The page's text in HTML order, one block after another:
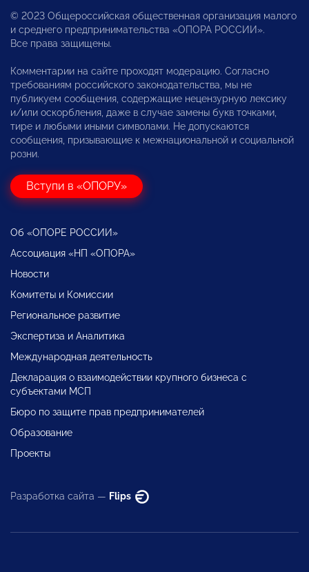
© 2023 Общероссийская общественная организация малого
и среднего предпринимательства «ОПОРА РОССИИ».
Все права защищены.
Комментарии на сайте проходят модерацию. Согласно
требованиям российского законодательства, мы не
публикуем сообщения, содержащие нецензурную лексику
и/или оскорбления, даже в случае замены букв точками,
тире и любыми иными символами. Не допускаются
сообщения, призывающие к межнациональной и социальной
розни.
Вступи в «ОПОРУ»
Об «ОПОРЕ РОССИИ»
Ассоциация «НП «ОПОРА»
Новости
Комитеты и Комиссии
Региональное развитие
Экспертиза и Аналитика
Международная деятельность
Декларация о взаимодействии крупного бизнеса с
субъектами МСП
Бюро по защите прав предпринимателей
Образование
Проекты
Разработка сайта — Flips